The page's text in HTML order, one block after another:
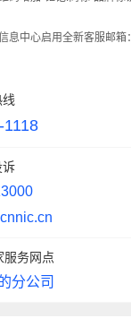
息中心启用全新客服邮箱
诉
服务网点
分公司